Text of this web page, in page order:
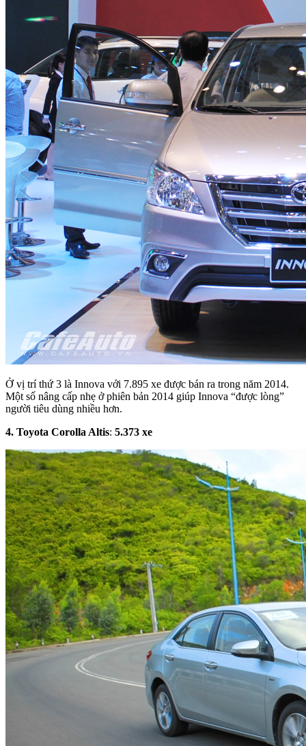
Ở vị trí thứ 3 là Innova với 7.895 xe được bán ra trong năm 2014.
Một số nâng cấp nhẹ ở phiên bản 2014 giúp Innova “được lòng”
người tiêu dùng nhiều hơn.
4. Toyota Corolla Altis: 5.373 xe